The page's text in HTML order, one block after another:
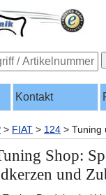
Kontakt
> FIAT > 124 > Tuning
Shop:
und